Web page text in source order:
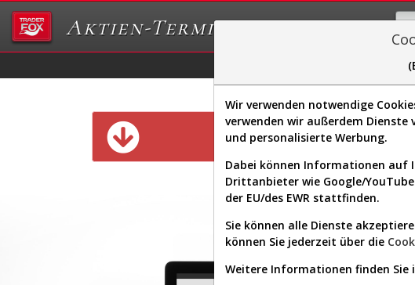
Aktien-Terminal
Diese Funktion
Wir verwenden notwendige
verwenden wir außerdem
und personalisierte Werbung.
Dabei können Informationen auf
Drittanbieter wie Google/
der EU/des EWR stattfinden.
Sie können alle Dienste
können Sie jederzeit über die
Weitere Informationen finden Sie